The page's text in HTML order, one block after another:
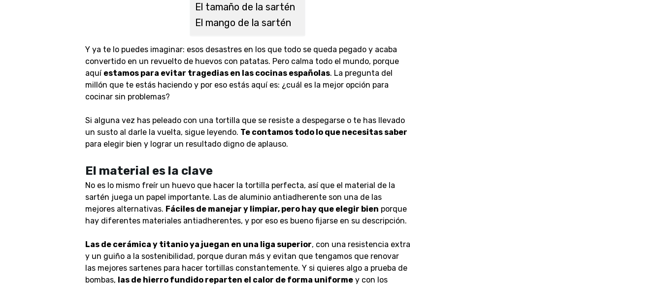
El tamaño de la sartén
El mango de la sartén
Y ya te lo puedes imaginar: esos desastres en los que todo se queda pegado y acaba
convertido en un revuelto de huevos con patatas. Pero calma todo el mundo, porque
aquí estamos para evitar tragedias en las cocinas españolas. La pregunta del
millón que te estás haciendo y por eso estás aquí es: ¿cuál es la mejor opción para
cocinar sin problemas?
Si alguna vez has peleado con una tortilla que se resiste a despegarse o te has llevado
un susto al darle la vuelta, sigue leyendo. Te contamos todo lo que necesitas saber
para elegir bien y lograr un resultado digno de aplauso.
El material es la clave
No es lo mismo freír un huevo que hacer la tortilla perfecta, así que el material de la
sartén juega un papel importante. Las de aluminio antiadherente son una de las
mejores alternativas. Fáciles de manejar y limpiar, pero hay que elegir bien porque
hay diferentes materiales antiadherentes, y por eso es bueno fijarse en su descripción.
Las de cerámica y titanio ya juegan en una liga superior, con una resistencia extra
y un guiño a la sostenibilidad, porque duran más y evitan que tengamos que renovar
las mejores sartenes para hacer tortillas constantemente. Y si quieres algo a prueba de
bombas, las de hierro fundidoreparten el calor de forma uniformey con los